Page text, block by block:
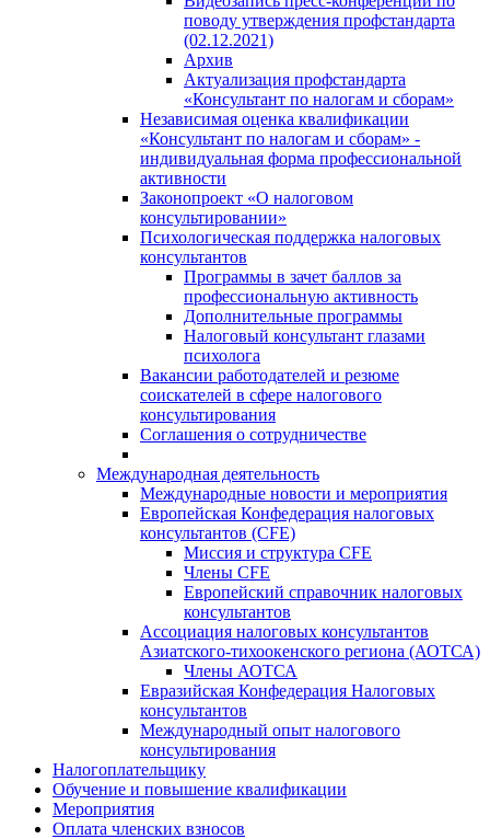
поводу утверждения профстандарта
(02.12.2021)
Архив
Актуализация профстандарта
«Консультант по налогам и сборам»
Независимая оценка квалификации
«Консультант по налогам и сборам» -
индивидуальная форма профессиональной
активности
Законопроект «О налоговом
консультировании»
Психологическая поддержка налоговых
консультантов
Программы в зачет баллов за
профессиональную активность
Дополнительные программы
Налоговый консультант глазами
психолога
Вакансии работодателей и резюме
соискателей в сфере налогового
консультирования
Соглашения о сотрудничестве
Международная деятельность
Международные новости и мероприятия
Европейская Конфедерация налоговых
консультантов (CFE)
Миссия и структура CFE
Члены CFE
Европейский справочник налоговых
консультантов
Ассоциация налоговых консультантов
Азиатского-тихоокенского региона (АОТСА)
Члены АОТСА
Евразийская Конфедерация Налоговых
консультантов
Международный опыт налогового
консультирования
Налогоплательщику
Обучение и повышение квалификации
Мероприятия
Оплата членских взносов